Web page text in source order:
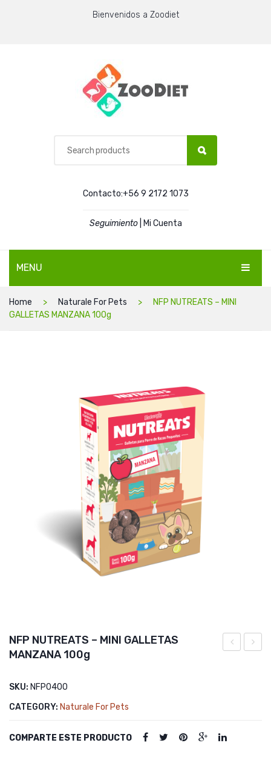
Bienvenidos a Zoodiet
Contacto:+56 9 2172 1073
Seguimiento| Mi Cuenta
MENU
Home Naturale For Pets
NFP NUTREATS – MINI
GALLETAS MANZANA 100g
NFP NUTREATS – MINI GALLETAS
MANZANA 100g
SKU: NFP0400
CATEGORY: Naturale For Pets
COMPARTE ESTE PRODUCTO